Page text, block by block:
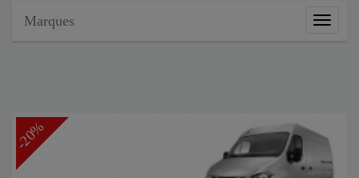
Marques
Marques
-20%